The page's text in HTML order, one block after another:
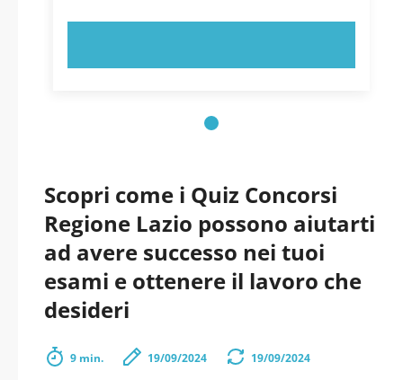
Scopri come i Quiz Concorsi
Regione Lazio possono aiutarti
ad avere successo nei tuoi
esami e ottenere il lavoro che
desideri
9 min. 19/09/2024 19/09/2024